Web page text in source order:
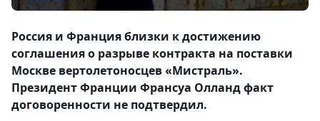
Россия и Франция близки к достижению
соглашения о разрыве контракта на поставки
Москве вертолетоносцев «Мистраль».
Президент Франции Франсуа Олланд факт
договоренности не подтвердил.